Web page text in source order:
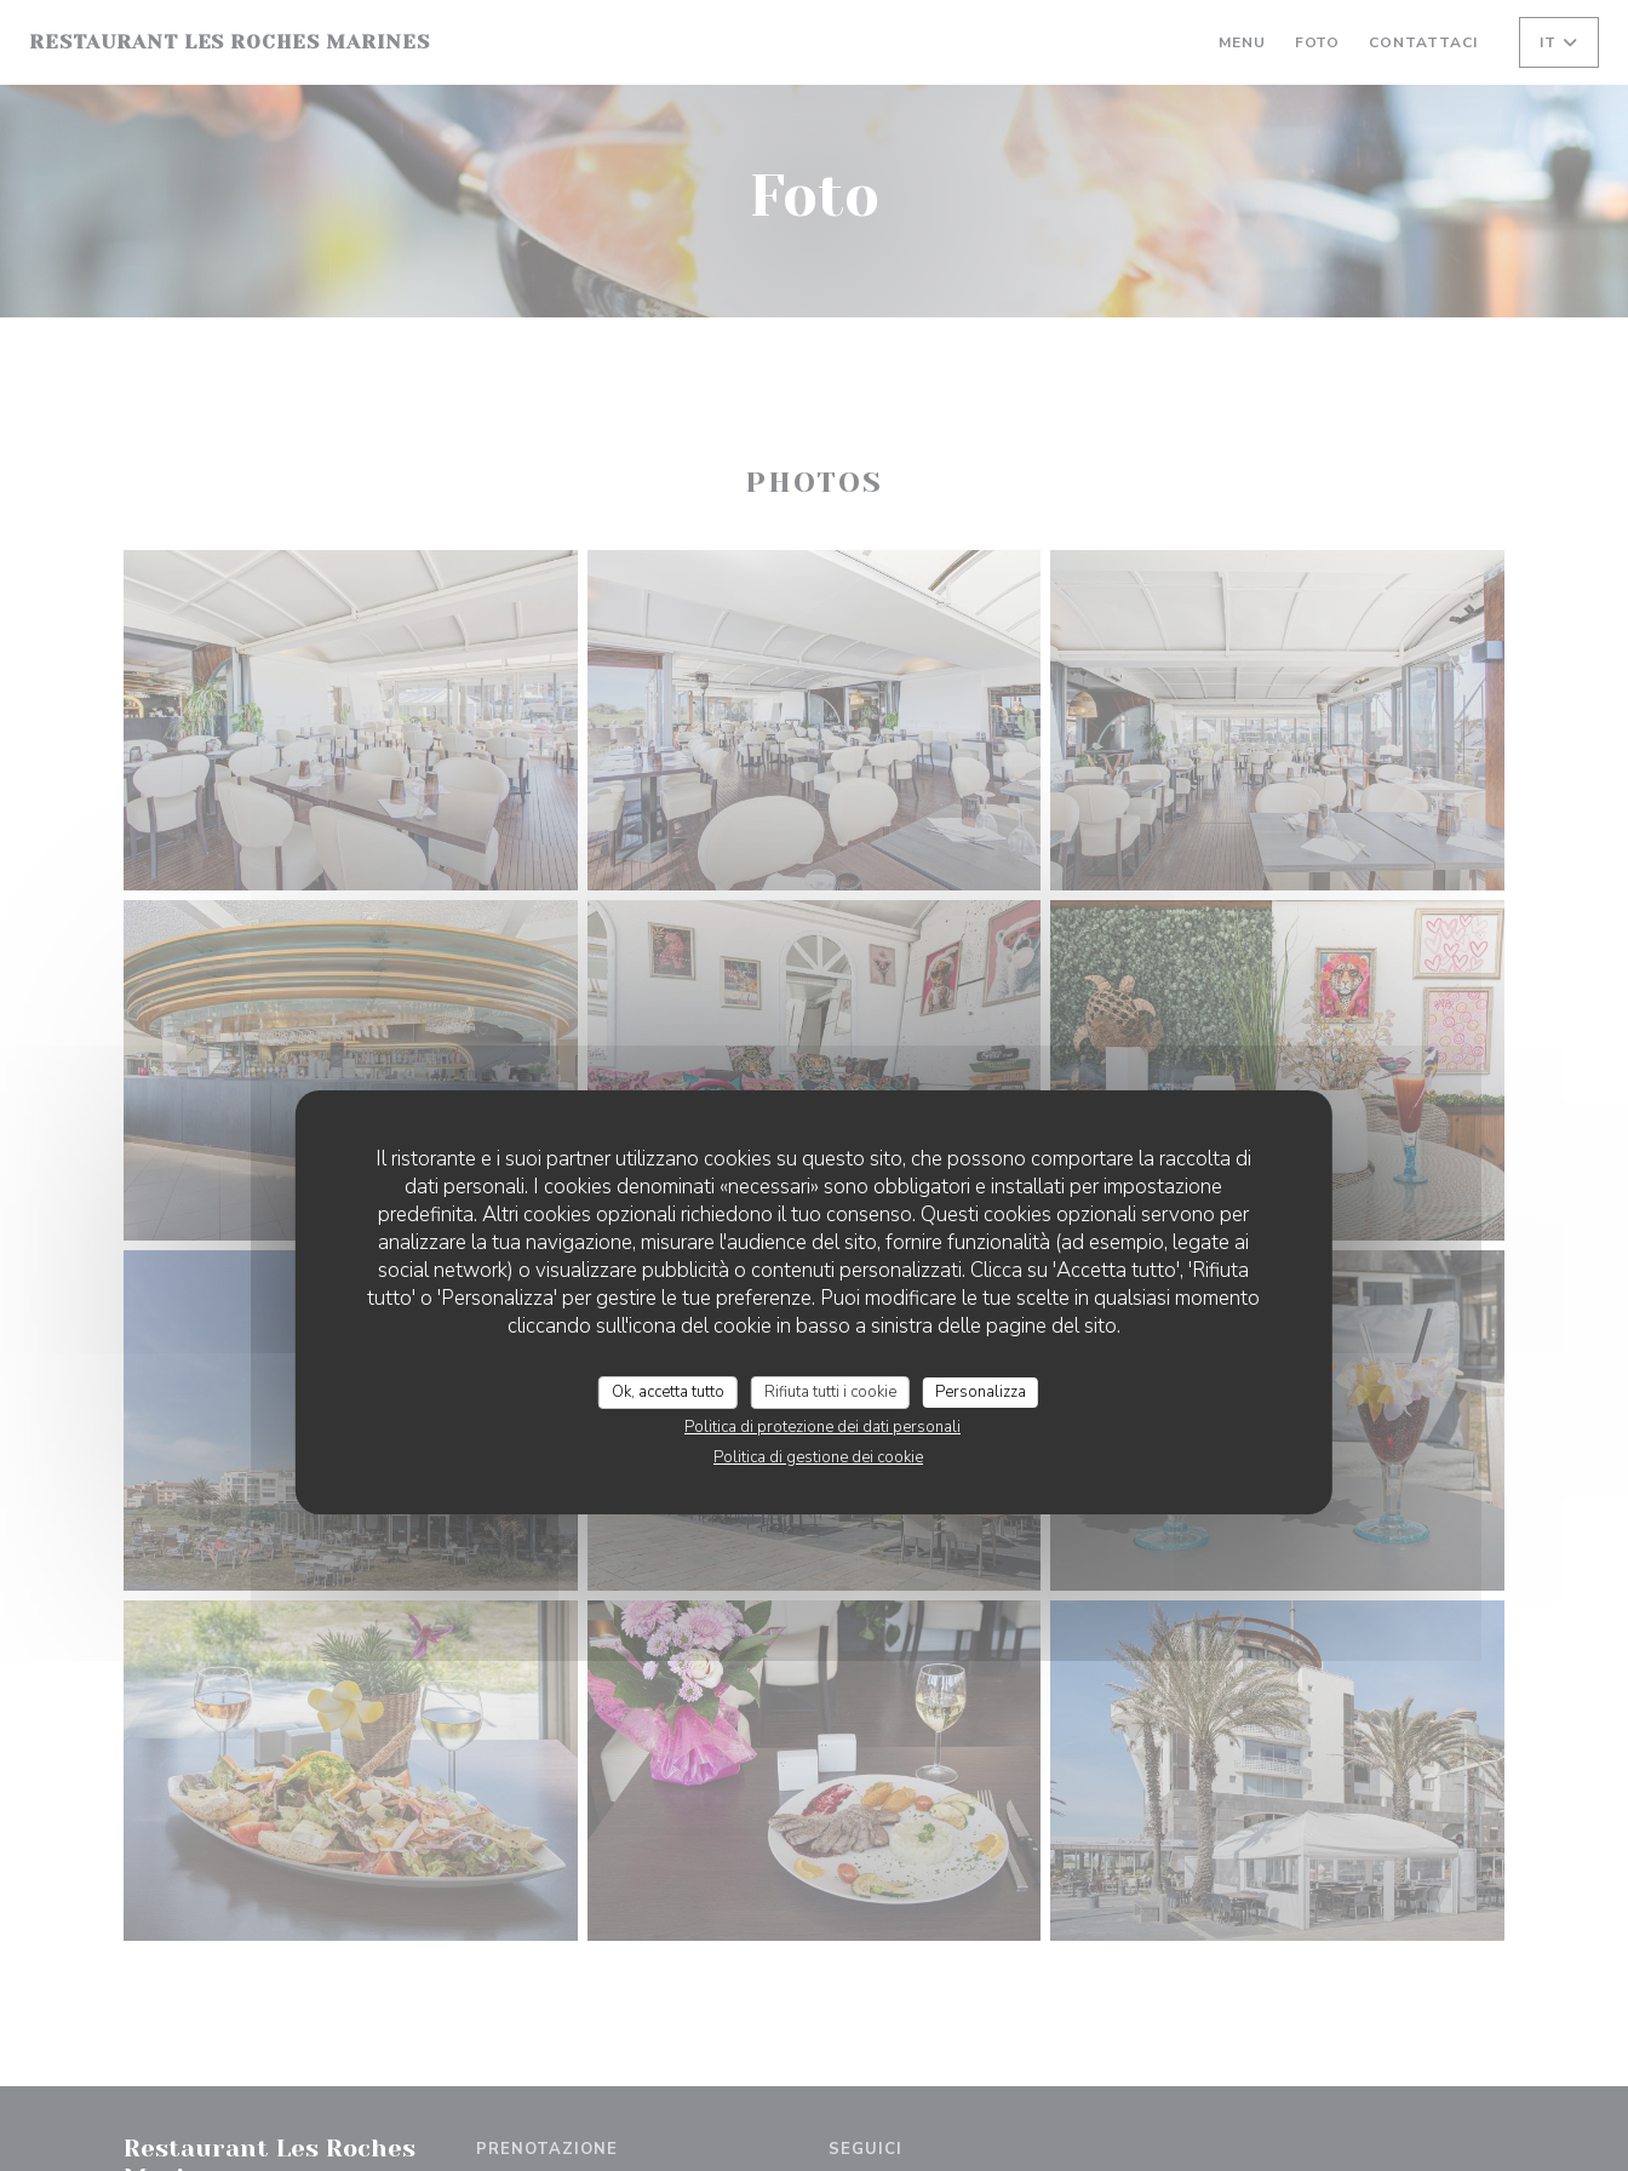
Il ristorante e i suoi partner utilizzano cookies su questo sito, che possono comportare la raccolta di
dati personali. I cookies denominati «necessari» sono obbligatori e installati per impostazione
predefinita. Altri cookies opzionali richiedono il tuo consenso. Questi cookies opzionali servono per
analizzare la tua navigazione, misurare l'audience del sito, fornire funzionalità (ad esempio, legate ai
social network) o visualizzare pubblicità o contenuti personalizzati. Clicca su 'Accetta tutto', 'Rifiuta
tutto' o 'Personalizza' per gestire le tue preferenze. Puoi modificare le tue scelte in qualsiasi momento
cliccando sull'icona del cookie in basso a sinistra delle pagine del sito.
Ok, accetta tutto Rifiuta tutti i cookie
Personalizza
Politica di protezione dei dati personali
Politica di gestione dei cookie
RESTAURANT LES ROCHES MARINES MENU FOTO CONTATTACI IT
Foto
PHOTOS
Restaurant Les Roches
PRENOTAZIONE SEGUICI
RESTAURANT LES ROCHES MARINES